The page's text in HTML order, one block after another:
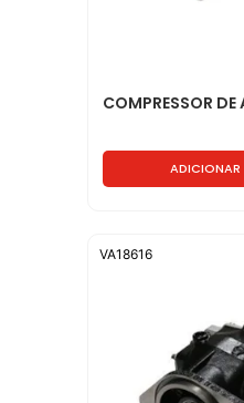
COMPRESSOR
VA18616